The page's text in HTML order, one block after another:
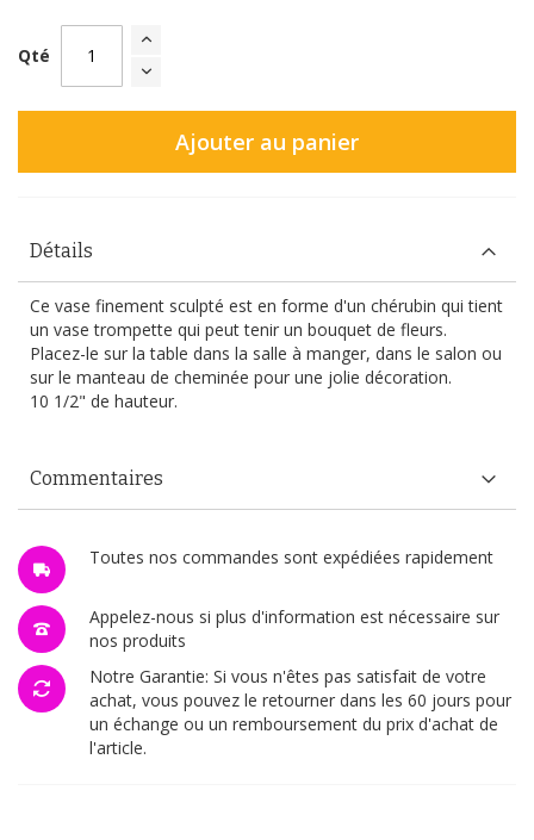
Qté
Ajouter au panier
Toutes nos commandes sont expédiées rapidement
Appelez-nous si plus d'information est nécessaire sur
nos produits
Notre Garantie: Si vous n'êtes pas satisfait de votre
achat, vous pouvez le retourner dans les 60 jours pour
un échange ou un remboursement du prix d'achat de
l'article.
Détails
Ce vase finement sculpté est en forme d'un chérubin qui tient
un vase trompette qui peut tenir un bouquet de fleurs.
Placez-le sur la table dans la salle à manger, dans le salon ou
sur le manteau de cheminée pour une jolie décoration.
10 1/2" de hauteur.
Commentaires